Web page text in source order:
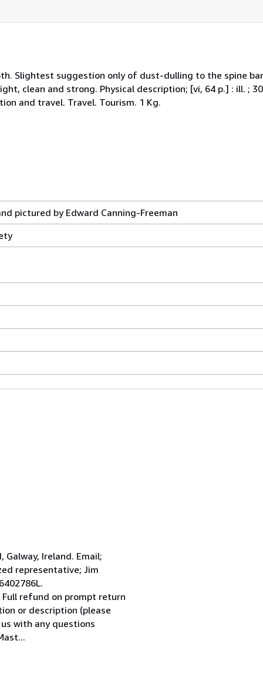
Slightest suggestion only of dust-dulling to the spine
clean and strong. Physical description; [vi, 64 p.] : ill. ;
and travel. Travel. Tourism. 1 Kg.
pictured by Edward Canning-Freeman
Galway, Ireland. Email;
representative; Jim
refund on prompt return
or description (please
with any questions